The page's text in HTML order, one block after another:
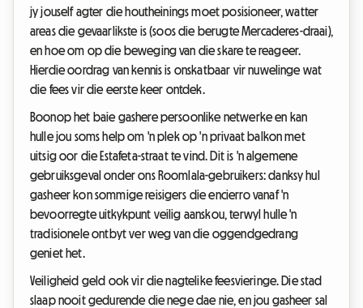
jy jouself agter die houtheinings moet posisioneer, watter
areas die gevaarlikste is (soos die berugte Mercaderes-draai),
en hoe om op die beweging van die skare te reageer.
Hierdie oordrag van kennis is onskatbaar vir nuwelinge wat
die fees vir die eerste keer ontdek.
Boonop het baie gashere persoonlike netwerke en kan
hulle jou soms help om 'n plek op 'n privaat balkon met
uitsig oor die Estafeta-straat te vind. Dit is 'n algemene
gebruiksgeval onder ons Roomlala-gebruikers: danksy hul
gasheer kon sommige reisigers die encierro vanaf 'n
bevoorregte uitkykpunt veilig aanskou, terwyl hulle 'n
tradisionele ontbyt ver weg van die oggendgedrang
geniet het.
Veiligheid geld ook vir die nagtelike feesvieringe. Die stad
slaap nooit gedurende die nege dae nie, en jou gasheer sal